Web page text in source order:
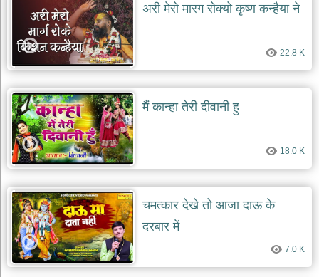
गुरुदेव
भजन
gurudev
bhajans
विविध
भजन
miscellaneous
bhajans
विष्णु
भजन
vishnu
bhajans
बाबा
बालक
नाथ
भजन
baba
balak
nath
अरी मेरो मारग रोक्यो कृष्ण कन्हैया ने
22.8 K
मैं कान्हा तेरी दीवानी हु
18.0 K
चमत्कार देखे तो आजा दाऊ के
दरबार में
7.0 K